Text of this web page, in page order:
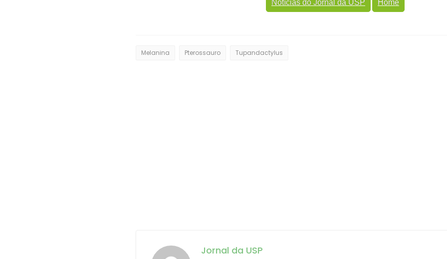
Notícias do Jornal da USP Home
Melanina Pterossauro Tupandactylus
Jornal da USP